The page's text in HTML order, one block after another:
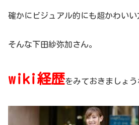
確かにビジュアル的にも超かわいい
そんな下田紗弥加さん。
wiki経歴をみておきましょう